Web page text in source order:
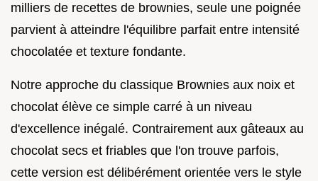
milliers de recettes de brownies, seule une poignée
parvient à atteindre l'équilibre parfait entre intensité
chocolatée et texture fondante.
Notre approche du classique Brownies aux noix et
chocolat élève ce simple carré à un niveau
d'excellence inégalé. Contrairement aux gâteaux au
chocolat secs et friables que l'on trouve parfois,
cette version est délibérément orientée vers le style